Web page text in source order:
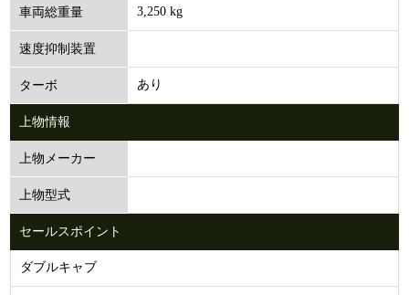
車両総重量 3,250 kg
速度抑制装置
ターボ あり
上物情報
上物メーカー
上物型式
セールスポイント
ダブルキャブ